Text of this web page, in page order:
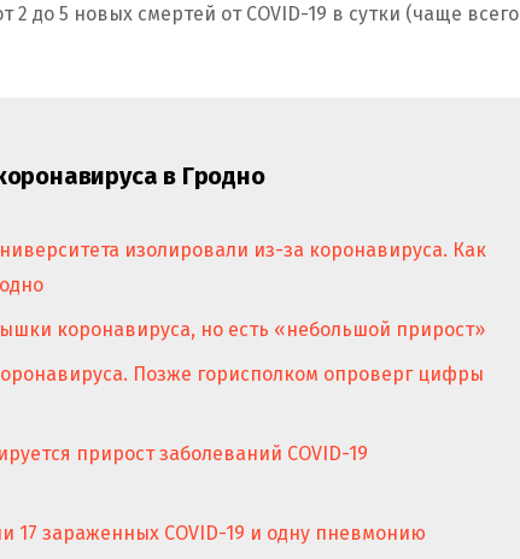
до 5 новых смертей от COVID-19 в сутки (чаще всего
в Гродно
изолировали из-за коронавируса. Как
коронавируса, но есть «небольшой прирост»
Позже горисполком опроверг цифры
прирост заболеваний COVID-19
17 зараженных COVID-19 и одну пневмонию